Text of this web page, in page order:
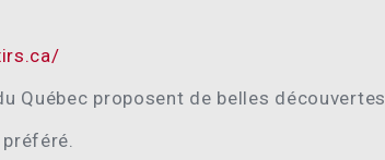
Québec proposent de belles découvertes.